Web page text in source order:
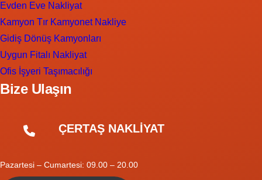
Evden Eve Nakliyat
Kamyon Tır Kamyonet Nakliye
Gidiş Dönüş Kamyonları
Uygun Fitalı Nakliyat
Ofis İşyeri Taşımacılığı
Bize Ulaşın
ÇERTAŞ NAKLİYAT
Pazartesi – Cumartesi: 09.00 – 20.00